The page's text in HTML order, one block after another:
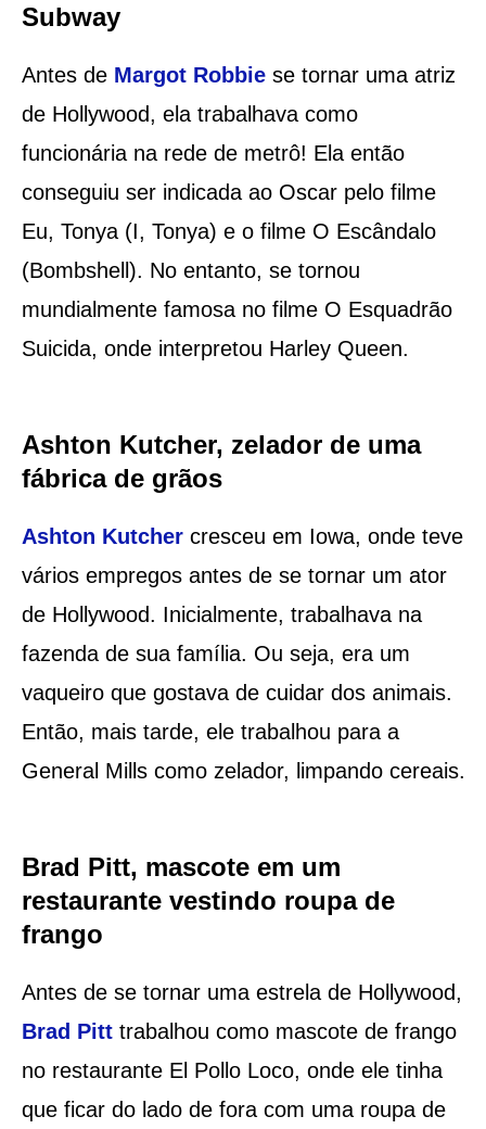
Subway
Antes de Margot Robbiese tornar uma atriz
de Hollywood, ela trabalhava como
funcionária na rede de metrô! Ela então
conseguiu ser indicada ao Oscar pelo filme
Eu, Tonya (I, Tonya) e o filme O Escândalo
(Bombshell). No entanto, se tornou
mundialmente famosa no filme O Esquadrão
Suicida, onde interpretou Harley Queen.
Ashton Kutcher, zelador de uma
fábrica de grãos
Ashton Kutchercresceu em Iowa, onde teve
vários empregos antes de se tornar um ator
de Hollywood. Inicialmente, trabalhava na
fazenda de sua família. Ou seja, era um
vaqueiro que gostava de cuidar dos animais.
Então, mais tarde, ele trabalhou para a
General Mills como zelador, limpando cereais.
Brad Pitt, mascote em um
restaurante vestindo roupa de
frango
Antes de se tornar uma estrela de Hollywood,
Brad Pitttrabalhou como mascote de frango
no restaurante El Pollo Loco, onde ele tinha
que ficar do lado de fora com uma roupa de